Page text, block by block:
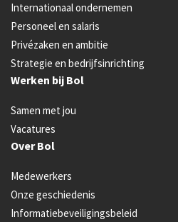
Internationaal ondernemen
Personeel en salaris
Privézaken en ambitie
Strategie en bedrijfsinrichting
Werken bij Bol
Samen met jou
Vacatures
Over Bol
Medewerkers
Onze geschiedenis
Informatiebeveiligingsbeleid